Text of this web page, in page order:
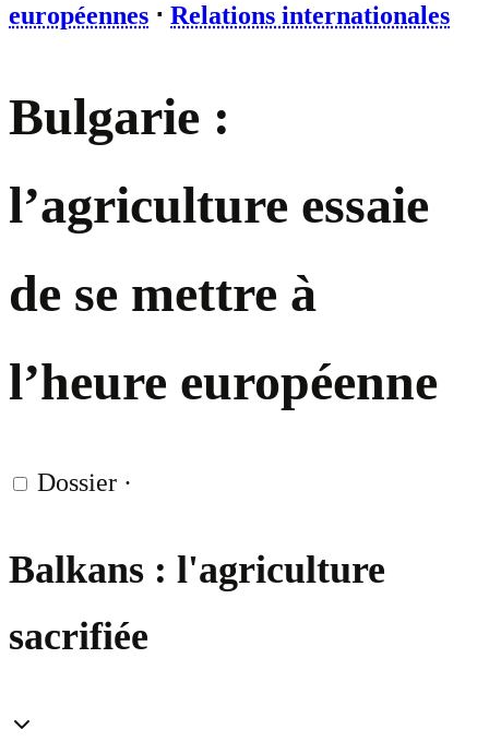
européennes ⋅ Relations internationales
Bulgarie :
l’agriculture essaie
de se mettre à
l’heure européenne
Dossier ·
Balkans : l'agriculture
sacrifiée